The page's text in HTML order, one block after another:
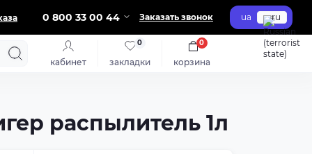
0 800 33 00 44 Заказать звонок ua ru
кабинет закладки
0
корзина
0
распылитель 1л